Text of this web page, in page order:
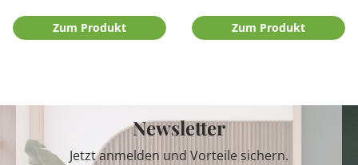
Zum Produkt Zum Produkt
Newsletter
Jetzt anmelden und Vorteile sichern.